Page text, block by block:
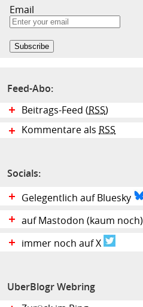
Email
Feed-Abo:
Beitrags-Feed (RSS)
Kommentare als RSS
Socials:
Gelegentlich auf Bluesky
auf Mastodon (kaum noch)
immer noch auf X
UberBlogr Webring